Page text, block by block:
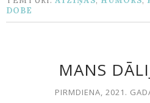
DOBE
MANS
PIRMDIENA, 2021.